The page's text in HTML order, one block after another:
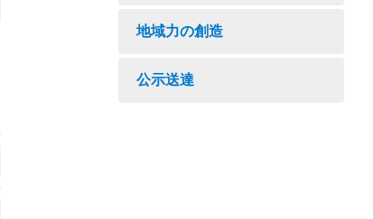
地域力の創造
公示送達